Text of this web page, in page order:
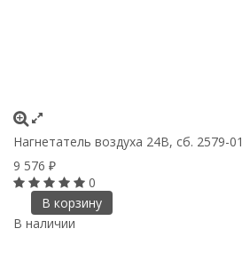
Нагнетатель воздуха 24В, сб. 2579-01
9 576 ₽
0
В корзину
В наличии